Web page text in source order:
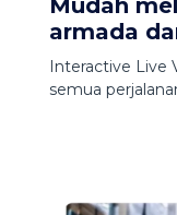
armada
Interactive Live
semua